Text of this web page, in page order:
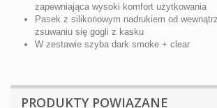
zapewniająca wysoki komfort użytkowania
Pasek z silikonowym nadrukiem od
zsuwaniu się gogli z kasku
W zestawie szyba dark smoke + clear
PRODUKTY POWIĄZANE